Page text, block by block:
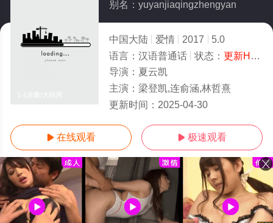
别名：yuyanjiaqingzhengyan
中国大陆 爱情 2017
5.0
语言： 汉语普通话 状态： 更新HD/高清
导演： 夏云凯
主演： 梁登凯,连俞涵,林哲熹
更新时间： 2025-04-30
 在线观看  极速观看